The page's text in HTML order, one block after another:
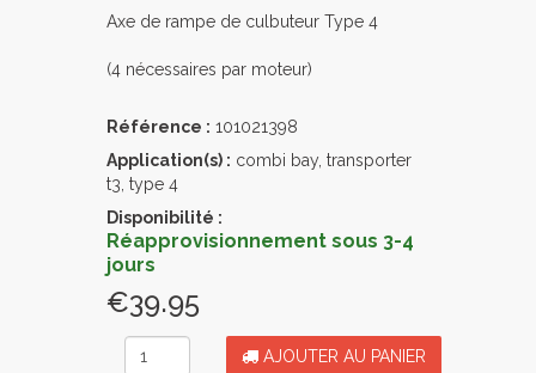
Axe de rampe de culbuteur Type 4
(4 nécessaires par moteur)
Référence : 101021398
Application(s) : combi bay, transporter
t3, type 4
Disponibilité :
Réapprovisionnement sous 3-4
jours
€39.95
AJOUTER AU PANIER